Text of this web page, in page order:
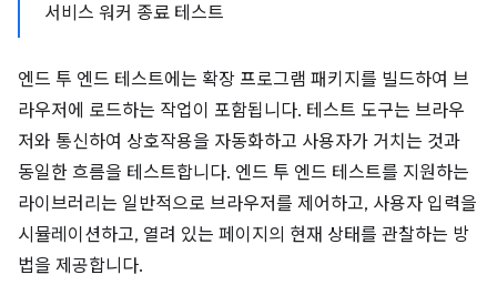
서비스 워커 종료 테스트
엔드 투 엔드 테스트에는 확장 프로그램 패키지를 빌드하여 브
라우저에 로드하는 작업이 포함됩니다. 테스트 도구는 브라우
저와 통신하여 상호작용을 자동화하고 사용자가 거치는 것과
동일한 흐름을 테스트합니다. 엔드 투 엔드 테스트를 지원하는
라이브러리는 일반적으로 브라우저를 제어하고, 사용자 입력을
시뮬레이션하고, 열려 있는 페이지의 현재 상태를 관찰하는 방
법을 제공합니다.